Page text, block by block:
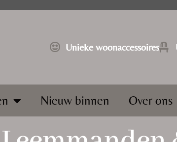
⁠Unieke woonaccessoires
Nieuw binnen Over ons